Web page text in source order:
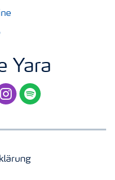
Yara
spotify